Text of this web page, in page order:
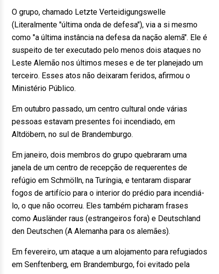
O grupo, chamado Letzte Verteidigungswelle
(Literalmente "última onda de defesa"), via a si mesmo
como "a última instância na defesa da nação alemã". Ele é
suspeito de ter executado pelo menos dois ataques no
Leste Alemão nos últimos meses e de ter planejado um
terceiro. Esses atos não deixaram feridos, afirmou o
Ministério Público.
Em outubro passado, um centro cultural onde várias
pessoas estavam presentes foi incendiado, em
Altdöbern, no sul de Brandemburgo.
Em janeiro, dois membros do grupo quebraram uma
janela de um centro de recepção de requerentes de
refúgio em Schmölln, na Turíngia, e tentaram disparar
fogos de artifício para o interior do prédio para incendiá-
lo, o que não ocorreu. Eles também picharam frases
como Ausländer raus (estrangeiros fora) e Deutschland
den Deutschen (A Alemanha para os alemães).
Em fevereiro, um ataque a um alojamento para refugiados
em Senftenberg, em Brandemburgo, foi evitado pela